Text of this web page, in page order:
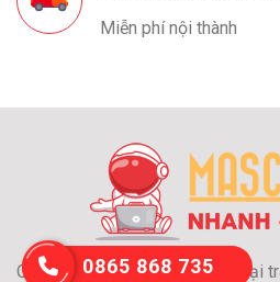
Miễn phí nội thành
Chuyên may và cho thuê các loại
0865 868 735